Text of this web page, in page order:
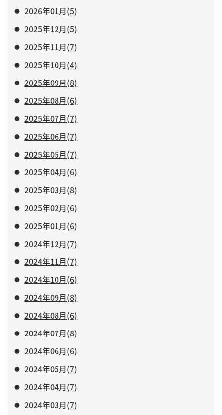
2026年01月(5)
2025年12月(5)
2025年11月(7)
2025年10月(4)
2025年09月(8)
2025年08月(6)
2025年07月(7)
2025年06月(7)
2025年05月(7)
2025年04月(6)
2025年03月(8)
2025年02月(6)
2025年01月(6)
2024年12月(7)
2024年11月(7)
2024年10月(6)
2024年09月(8)
2024年08月(6)
2024年07月(8)
2024年06月(6)
2024年05月(7)
2024年04月(7)
2024年03月(7)